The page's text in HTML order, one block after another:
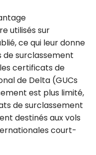
utilisés sur
ce qui leur donne
surclassement
certificats de
de Delta (GUCs
est plus limité,
de surclassement
destinés aux vols
court-